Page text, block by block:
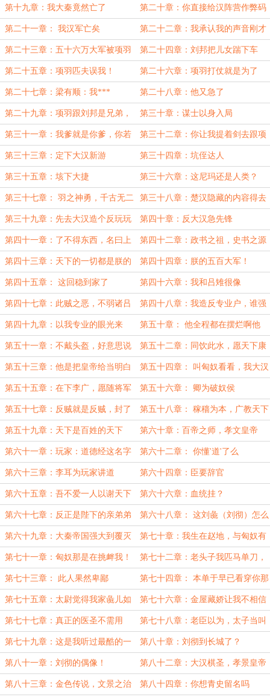
第十九章：我大秦竟然亡了 第二十章：你直接给汉阵营作弊码
吧！
第二十一章： 我汉军亡矣 第二十二章：我承认我的声音刚才
大了一些
第二十三章：五十六万大军被项羽
三万人突脸了？
第二十四章：刘邦把儿女踹下车
了！
第二十五章：项羽匹夫误我！ 第二十六章：项羽打仗就是为了
玩？
第二十七章：梁有顺：我*** 第二十八章：他又急了
第二十九章：项羽跟刘邦是兄弟，
他就是奸细
第三十章：谋士以身入局
第三十一章：我爹就是你爹，你若
煮你爹，分我一杯羹
第三十二章：你让我提着剑去跟项
羽单挑？
第三十三章：定下大汉新游 第三十四章：坑侄达人
第三十五章：垓下大捷 第三十六章：这尼玛还是人类？
第三十七章： 羽之神勇，千古无二 第三十八章：楚汉隐藏的内容得去
大汉挖？
第三十九章：先去大汉造个反玩玩 第四十章：反大汉急先锋
第四十一章：了不得东西，名曰上
古之书
第四十二章：政书之祖，史书之源
第四十三章：天下的一切都是朕的 第四十四章：朕的五百大军！
第四十五章： 这回稳到家了 第四十六章：我和吕雉很像
第四十七章：此贼之恶，不弱诸吕 第四十八章：我造反专业户，谁强
谁弱一看便知
第四十九章：以我专业的眼光来
看，稳！
第五十章： 他全程都在摆烂啊他
第五十一章：不戴头盔，好意思说
下棋？
第五十二章：同饮此水，愿天下康
乐
第五十三章：他是把皇帝给当明白
了
第五十四章： 叫匈奴看看，我大汉
将士，皆人人神骏
第五十五章：在下李广，愿随将军
抗击匈奴
第五十六章： 卿为破奴侯
第五十七章：反贼就是反贼，封了
侯也是反贼
第五十八章： 稼穑为本，广教天下
第五十九章：天下是百姓的天下 第六十章：百帝之师，孝文皇帝
第六十一章：玩家：道德经这名字
就像幼儿读物
第六十二章： 你懂'道'了么
第六十三章：李耳为玩家讲道 第六十四章：臣要辞官
第六十五章：吾不爱一人以谢天下 第六十六章：血统挂？
第六十七章：反正是陛下的亲弟弟 第六十八章： 这刘彘（刘彻）怎么
四个字！
第六十九章：大秦帝国强大到覆灭
的象征
第七十章：我生在赵地，与匈奴有
仇
第七十一章：匈奴那是在挑衅我！ 第七十二章：老头子我匹马单刀，
也得把匈奴赶出长城
第七十三章： 此人果然卑鄙 第七十四章： 本单于早已看穿你那
粗浅小计
第七十五章：太尉觉得我家彘儿如
何？
第七十六章：金屋藏娇让我不相信
爱情了
第七十七章：真正的医圣不需用
药！
第七十八章：老臣以为，太子当叫
刘彻！
第七十九章：这是我听过最酷的一
句话
第八十章：刘彻到长城了？
第八十一章：刘彻的偶像！ 第八十二章：大汉棋圣，孝景皇帝
第八十三章：金色传说，文景之治 第八十四章：你想青史留名吗